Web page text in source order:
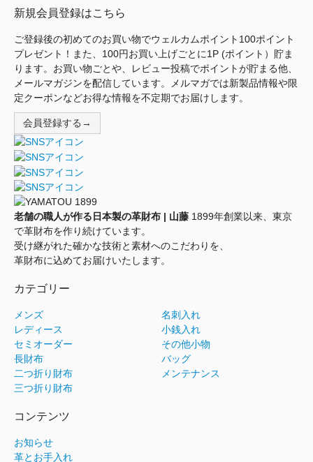
新規会員登録はこちら
ご登録後の初めてのお買い物でウェルカムポイント100ポイント
プレゼント！また、100円お買い上げごとに1P (ポイント）貯ま
ります。お買い物ごとや、レビュー投稿でポイントが貯まる他、
メールマガジンを配信しています。メルマガでは新製品情報や限
定クーポンなどお得な情報を不定期でお届けします。
会員登録する→
老舗の職人が作る日本製の革財布 | 山藤 1899年創業以来、東京
で革財布を作り続けています。
受け継がれた確かな技術と素材へのこだわりを、
革財布に込めてお届けいたします。
カテゴリー
メンズ
レディース
セミオーダー
長財布
二つ折り財布
三つ折り財布
名刺入れ
小銭入れ
その他小物
バッグ
メンテナンス
コンテンツ
お知らせ
革とお手入れ